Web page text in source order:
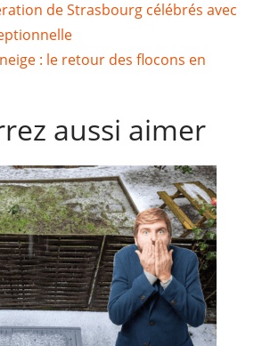
de Strasbourg célébrés avec
: le retour des flocons en
aussi aimer